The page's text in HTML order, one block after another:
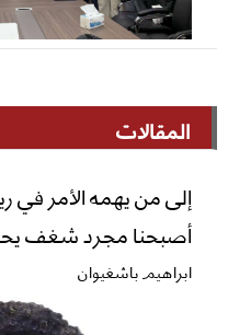
المقالات
إلى من يهمه الأمر في
أصبحنا مجرد شغف
ابراهيم باشغيوان